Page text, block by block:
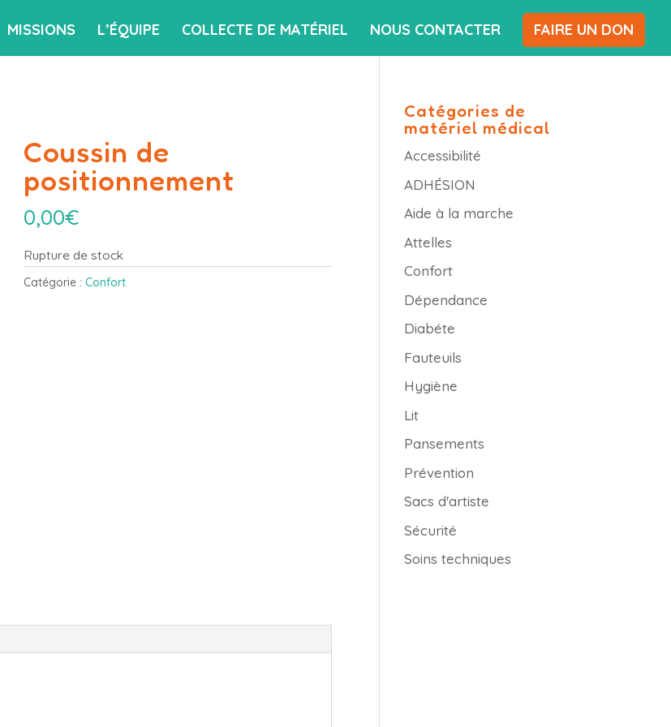
MISSIONS L’ÉQUIPE COLLECTE DE MATÉRIEL NOUS CONTACTER FAIRE UN DON
Coussin de
positionnement
0,00€
Rupture de stock
Catégorie :Confort
Catégories de
matériel médical
Accessibilité
ADHÉSION
Aide à la marche
Attelles
Confort
Dépendance
Diabéte
Fauteuils
Hygiène
Lit
Pansements
Prévention
Sacs d'artiste
Sécurité
Soins techniques